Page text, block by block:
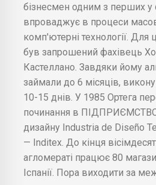
бізнесмен одним з перших у
впроваджує в процеси
комп'ютерні технології. Для
був запрошений фахівець
Кастеллано. Завдяки йому
займали до 6 місяців,
10-15 днів. У 1985 Ортега
починання в ПІДПРИЄМСТВО
дизайну Industria de Diseño
— Inditex. До кінця
агломераті працює 80
Іспанії. Пора виходити за